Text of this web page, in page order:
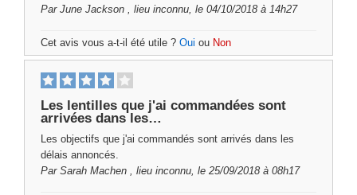
Par June Jackson , lieu inconnu, le 04/10/2018 à 14h27
Cet avis vous a-t-il été utile ? Oui ou Non
Les lentilles que j'ai commandées sont
arrivées dans les…
Les objectifs que j'ai commandés sont arrivés dans les
délais annoncés.
Par Sarah Machen , lieu inconnu, le 25/09/2018 à 08h17